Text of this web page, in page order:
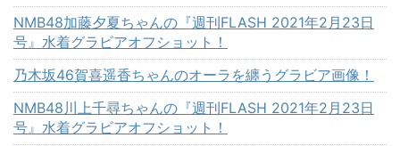
NMB48加藤夕夏ちゃんの『週刊FLASH 2021年2月23日
号』水着グラビアオフショット！
乃木坂46賀喜遥香ちゃんのオーラを纏うグラビア画像！
NMB48川上千尋ちゃんの『週刊FLASH 2021年2月23日
号』水着グラビアオフショット！